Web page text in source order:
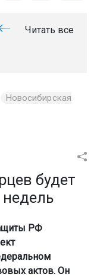
Читать все
Новосибирская
будет
недель
РФ
актов. Он